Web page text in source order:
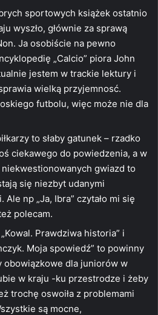
sportowych książek ostatnio
wyszło, głównie za sprawą
Ja osobiście na pewno
„Calcio” piora John
jestem w trackie lektury i
wielką przyjemnosć.
futbolu, więc może nie dla
to słaby gatunek – rzadko
ciekawego do powiedzenia, a w
gwiazd to
się niezbyt udanymi
Ale np „Ja, Ibra” czytało mi się
polecam.
„Kowal. Prawdziwa historia” i
Moja spowiedź” to powinny
obowiązkowe dla juniorów w
w kraju -ku przestrodze i żeby
trochę oswoiła z problemami
są mocne,